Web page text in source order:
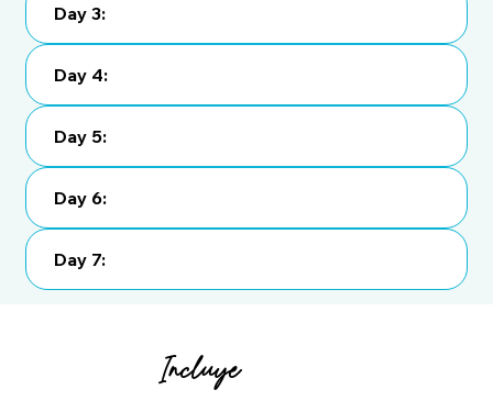
Day 3:
Day 4:
Day 5:
Day 6:
Day 7:
Incluye